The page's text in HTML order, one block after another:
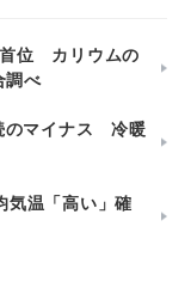
首位 カリウムの
調べ
のマイナス 冷暖
温「高い」確